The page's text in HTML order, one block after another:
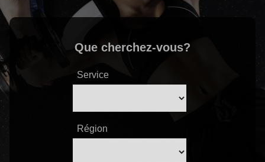
Que cherchez-vous?
Service
Région